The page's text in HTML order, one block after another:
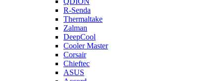
R-Senda
Thermaltake
Zalman
DeepCool
Cooler Master
Corsair
Chieftec
ASUS